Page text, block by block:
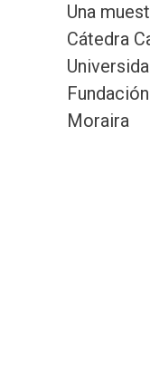
Una
Cátedra
Moraira